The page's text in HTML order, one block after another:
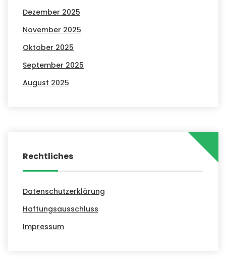
Dezember 2025
November 2025
Oktober 2025
September 2025
August 2025
Rechtliches
Datenschutzerklärung
Haftungsausschluss
Impressum